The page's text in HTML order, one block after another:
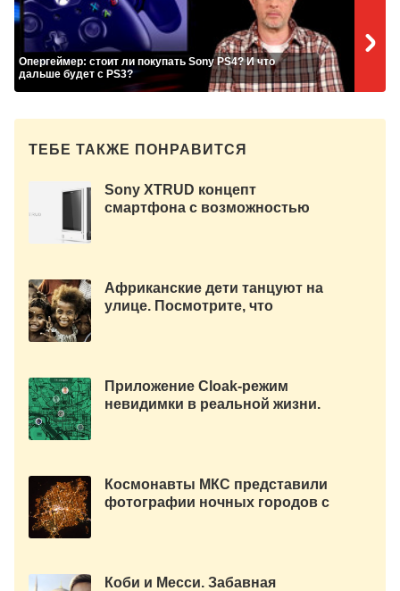
Опергеймер: стоит ли покупать Sony PS4? И что
дальше будет с PS3?
ТЕБЕ ТАКЖЕ ПОНРАВИТСЯ
Sony XTRUD концепт
смартфона с возможностью
Африканские дети танцуют на
улице. Посмотрите, что
Приложение Clоak-режим
невидимки в реальной жизни.
Космонавты МКС представили
фотографии ночных городов с
Коби и Месси. Забавная